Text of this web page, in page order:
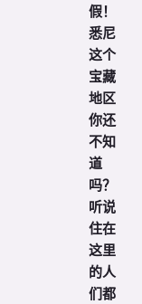
假！
悉尼
这个
宝藏
地区
你还
不知
道
吗？
听说
住在
这里
的人
们都